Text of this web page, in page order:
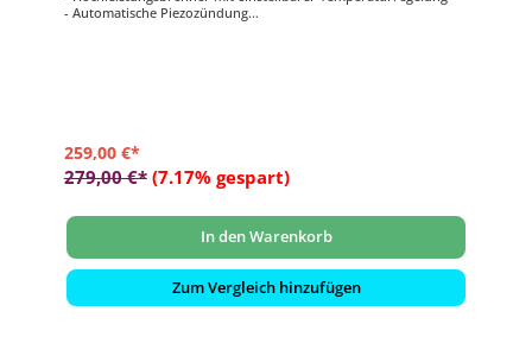
- Automatische Piezozündung
259,00 €*
279,00 €* (7.17% gespart)
In den Warenkorb
Zum Vergleich hinzufügen